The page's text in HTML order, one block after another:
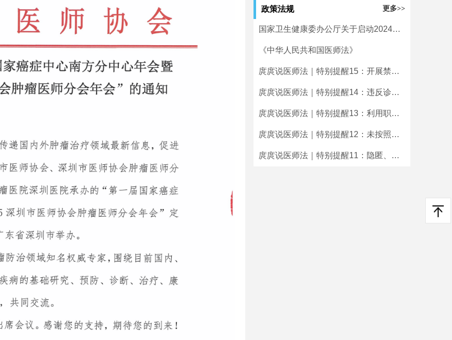
政策法规 更多>>
国家卫生健康委办公厅关于启动2024年度二级和三级公立医院绩效监测有关工作的通知
《中华人民共和国医师法》
庹庹说医师法｜特别提醒15：开展禁止类医疗技术临床应用的将受到处罚
庹庹说医师法｜特别提醒14：违反诊疗规范实施不必要检查、治疗的将受到处罚
庹庹说医师法｜特别提醒13：利用职务之便牟取不正当利益的将受到处罚
庹庹说医师法｜特别提醒12：未按照规定使用毒麻精放药品的将受到处罚
庹庹说医师法｜特别提醒11：隐匿、伪造、篡改或者擅自销毁病历等医学文书及有关资料的将受到处罚